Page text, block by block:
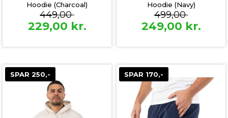
Hoodie (Charcoal)
449,00
229,00 kr.
Hoodie (Navy)
499,00
249,00 kr.
SPAR 250,- SPAR 170,-